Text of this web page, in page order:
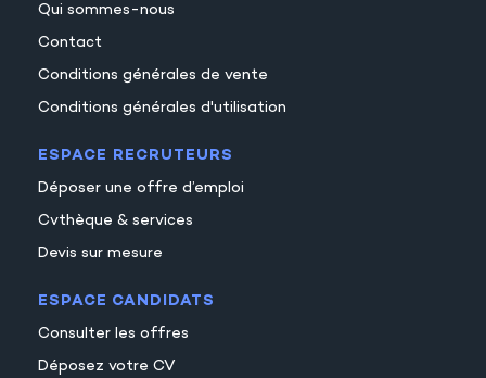
Qui sommes-nous
Contact
Conditions générales de vente
Conditions générales d'utilisation
ESPACE RECRUTEURS
Déposer une offre d’emploi
Cvthèque & services
Devis sur mesure
ESPACE CANDIDATS
Consulter les offres
Déposez votre CV